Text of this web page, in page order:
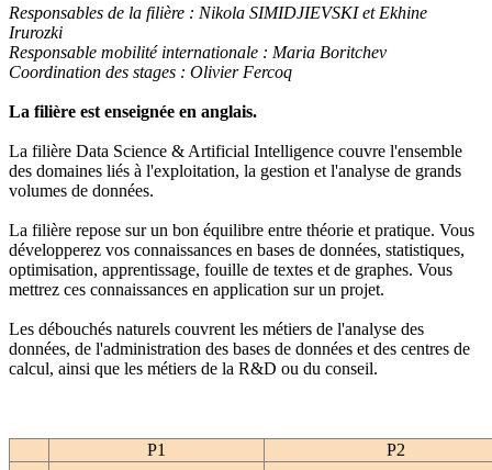
Responsables de la filière : Nikola SIMIDJIEVSKIet Ekhine
Irurozki
Responsable mobilité internationale : Maria Boritchev
Coordination des stages : Olivier Fercoq
La filière est enseignée en anglais.
La filière Data Science & Artificial Intelligence couvre l'ensemble
des domaines liés à l'exploitation, la gestion et l'analyse de grands
volumes de données.
La filière repose sur un bon équilibre entre théorie et pratique. Vous
développerez vos connaissances en bases de données, statistiques,
optimisation, apprentissage, fouille de textes et de graphes. Vous
mettrez ces connaissances en application sur un projet.
Les débouchés naturels couvrent les métiers de l'analyse des
données, de l'administration des bases de données et des centres de
calcul, ainsi que les métiers de la R&D ou du conseil.
P1 P2